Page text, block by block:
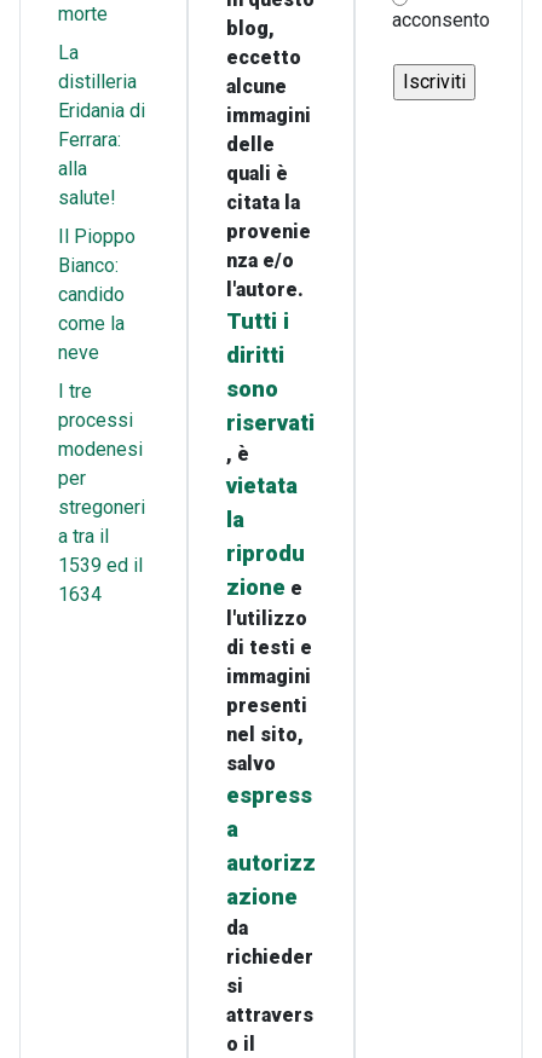
morte
La
distilleria
Eridania di
Ferrara:
alla
salute!
Il Pioppo
Bianco:
candido
come la
neve
I tre
processi
modenesi
per
stregoneri
a tra il
1539 ed il
1634
blog,
eccetto
alcune
immagini
delle
quali è
citata la
provenie
nza e/o
l'autore.
Tutti i
diritti
sono
riservati
, è
vietata
la
riprodu
zione e
l'utilizzo
di testi e
immagini
presenti
nel sito,
salvo
espress
a
autorizz
azione
da
richieder
si
attravers
o il
acconsento